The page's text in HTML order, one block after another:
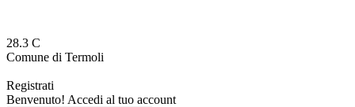
28.3 C
Comune di Termoli
Registrati
Benvenuto! Accedi al tuo account